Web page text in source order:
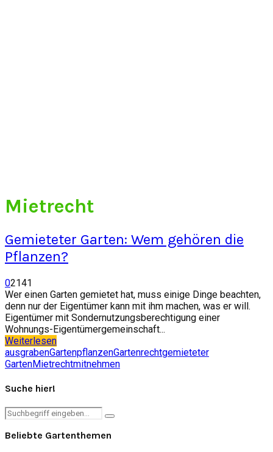
Mietrecht
Gemieteter Garten: Wem gehören die
Pflanzen?
02141
Wer einen Garten gemietet hat, muss einige Dinge beachten,
denn nur der Eigentümer kann mit ihm machen, was er will.
Eigentümer mit Sondernutzungsberechtigung einer
Wohnungs-Eigentümergemeinschaft...
Weiterlesen
ausgrabenGartenpflanzenGartenrechtgemieteter
GartenMietrechtmitnehmen
Suche hier!
Search
Search
Beliebte Gartenthemen